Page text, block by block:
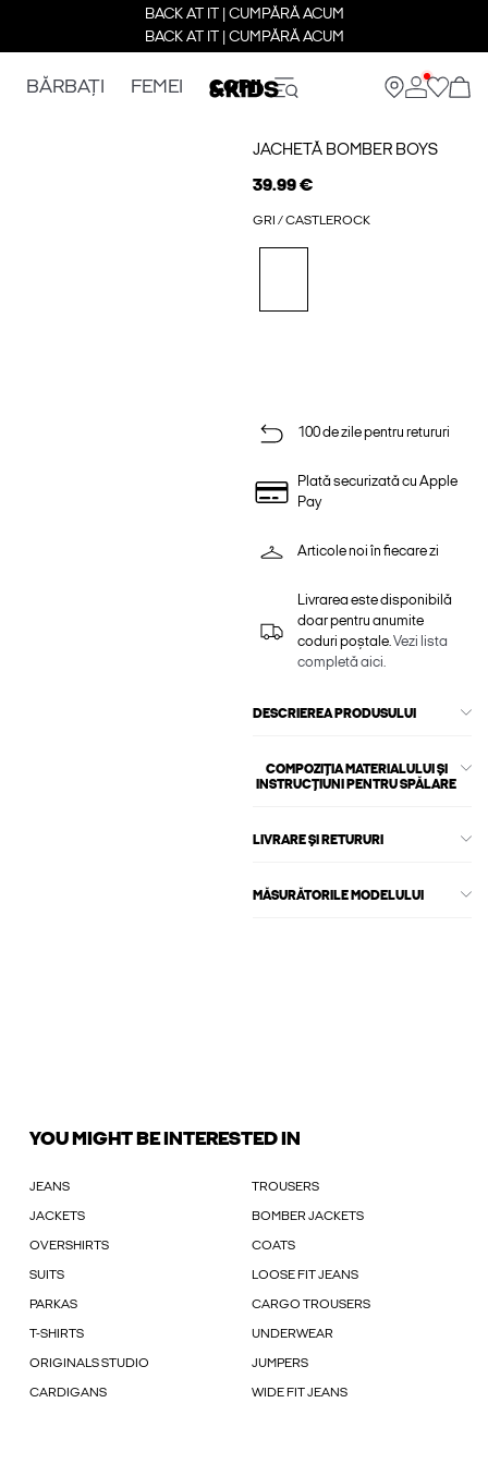
BACK AT IT | CUMPĂRĂ ACUM
BACK AT IT | CUMPĂRĂ ACUM
BĂRBAȚI FEMEI COPII
JACHETĂ BOMBER BOYS
39.99 €
GRI / CASTLEROCK
100 de zile pentru retururi
Plată securizată cu Apple
Pay
Articole noi în fiecare zi
Livrarea este disponibilă
doar pentru anumite
coduri poștale.Vezi lista
completă aici.
DESCRIEREA PRODUSULUI
COMPOZIȚIA MATERIALULUI ȘI
INSTRUCȚIUNI PENTRU SPĂLARE
LIVRARE ȘI RETURURI
MĂSURĂTORILE MODELULUI
YOU MIGHT BE INTERESTED IN
JEANS TROUSERS
JACKETS BOMBER JACKETS
OVERSHIRTS COATS
SUITS LOOSE FIT JEANS
PARKAS CARGO TROUSERS
T-SHIRTS UNDERWEAR
ORIGINALS STUDIO JUMPERS
CARDIGANS WIDE FIT JEANS